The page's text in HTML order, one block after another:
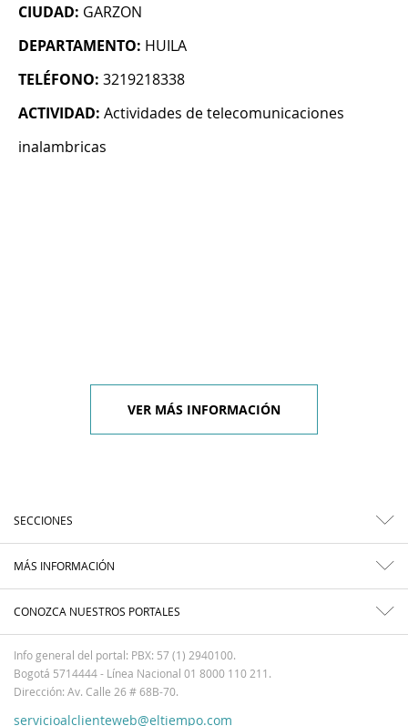
CIUDAD: GARZON
DEPARTAMENTO: HUILA
TELÉFONO: 3219218338
ACTIVIDAD: Actividades de telecomunicaciones
inalambricas
VER MÁS INFORMACIÓN
SECCIONES
MÁS INFORMACIÓN
CONOZCA NUESTROS PORTALES
Info general del portal: PBX: 57 (1) 2940100.
Bogotá 5714444 - Línea Nacional 01 8000 110 211.
Dirección: Av. Calle 26 # 68B-70.
servicioalclienteweb@eltiempo.com